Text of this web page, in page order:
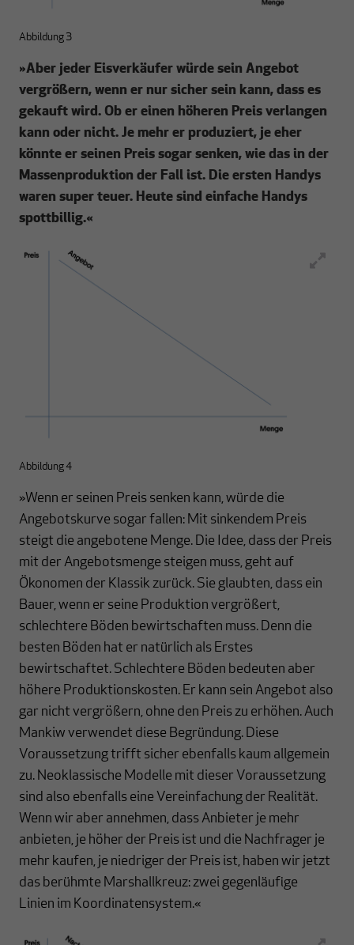
Abbildung 3
»Aber jeder Eisverkäufer würde sein Angebot
vergrößern, wenn er nur sicher sein kann, dass es
gekauft wird. Ob er einen höheren Preis verlangen
kann oder nicht. Je mehr er produziert, je eher
könnte er seinen Preis sogar senken, wie das in der
Massenproduktion der Fall ist. Die ersten Handys
waren super teuer. Heute sind einfache Handys
spottbillig.«
Abbildung 4
»Wenn er seinen Preis senken kann, würde die
Angebotskurve sogar fallen: Mit sinkendem Preis
steigt die angebotene Menge. Die Idee, dass der Preis
mit der Angebotsmenge steigen muss, geht auf
Ökonomen der Klassik zurück. Sie glaubten, dass ein
Bauer, wenn er seine Produktion vergrößert,
schlechtere Böden bewirtschaften muss. Denn die
besten Böden hat er natürlich als Erstes
bewirtschaftet. Schlechtere Böden bedeuten aber
höhere Produktionskosten. Er kann sein Angebot also
gar nicht vergrößern, ohne den Preis zu erhöhen. Auch
Mankiw verwendet diese Begründung. Diese
Voraussetzung trifft sicher ebenfalls kaum allgemein
zu. Neoklassische Modelle mit dieser Voraussetzung
sind also ebenfalls eine Vereinfachung der Realität.
Wenn wir aber annehmen, dass Anbieter je mehr
anbieten, je höher der Preis ist und die Nachfrager je
mehr kaufen, je niedriger der Preis ist, haben wir jetzt
das berühmte Marshallkreuz: zwei gegenläufige
Linien im Koordinatensystem.«